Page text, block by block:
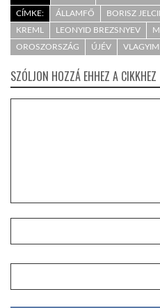
CÍMKE:
ÁLLAMFŐ BORISZ
KREML
LEONYID BREZSNYEV
OROSZORSZÁG
ÚJÉV
SZÓLJON HOZZÁ EHHEZ A CIKKHEZ